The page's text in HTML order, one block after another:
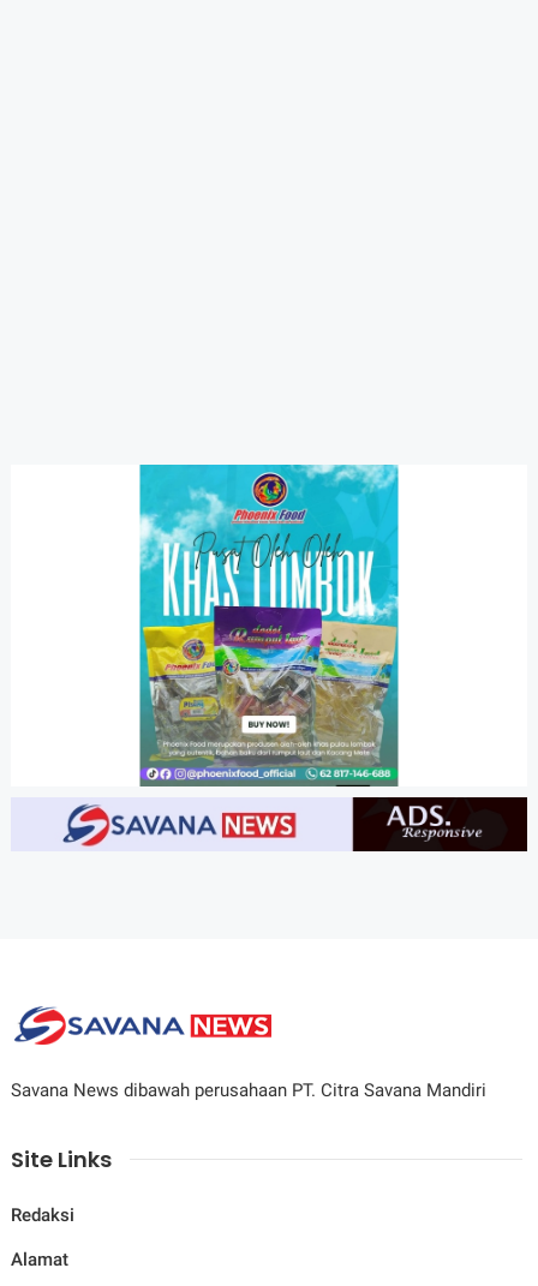
Savana News dibawah perusahaan PT. Citra Savana Mandiri
Site Links
Redaksi
Alamat